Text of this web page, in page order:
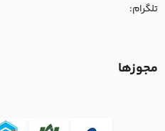
تلگرام:
مجوزها